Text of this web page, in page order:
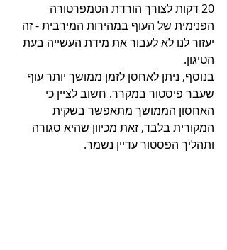
20 דקות לצורך הורדת הטמפרטורה
הפנימית של העוף במהירות המירבית - זה
יעזור לנו לא לעבור את מידת העשייה בעת
הטיגון.
בנוסף, ניתן לאחסן לזמן ממושך יותר עוף
שעבר פיסטור במקרר. חשוב לציין כי
האחסון הממושך מתאפשר בשקית
המקורית בלבד, זאת מכיוון שהיא סגורה
ותהליך הפסטור עדיין נשמר.